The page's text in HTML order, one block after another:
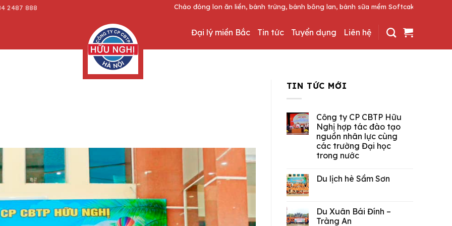
2487 888 Cháo đóng lon ăn liền, bánh trứng, bánh bông lan, bánh sữa mềm Softcake.
Đại lý miền Bắc Tin tức Tuyển dụng Liên hệ
TIN TỨC MỚI
Công ty CP CBTP Hữu
Nghị hợp tác đào tạo
nguồn nhân lực cùng
các trường Đại học
trong nước
Du lịch hè Sầm Sơn
Du Xuân Bái Đính –
Tràng An